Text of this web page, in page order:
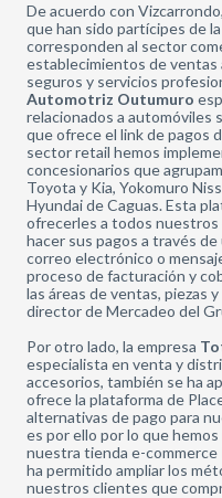
De acuerdo con
que han sido partícipes de
corresponden al sector
establecimientos de ventas
seguros y servicios
Automotriz Outumuro
relacionados a automóviles
que ofrece el link de pagos
sector retail hemos
concesionarios que
Toyota y Kia, Yokomuro
Hyundai de Caguas. Esta
ofrecerles a todos nuestros
hacer sus pagos a través
correo electrónico o
proceso de facturación y
las áreas de ventas, piezas
director de Mercadeo del
Por otro lado, la empresa
especialista en venta y
accesorios, también se ha
ofrece la plataforma de
alternativas de pago para
es por ello por lo que
nuestra tienda e-
ha permitido ampliar los
nuestros clientes que